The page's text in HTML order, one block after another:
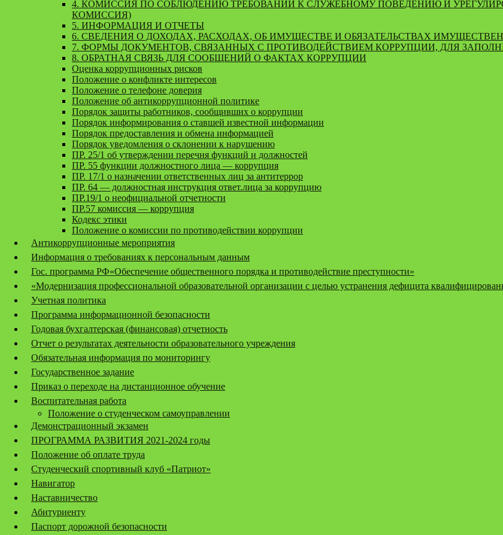
4. КОМИССИЯ ПО СОБЛЮДЕНИЮ ТРЕБОВАНИЙ К СЛУЖЕБНОМУ ПОВЕДЕНИЮ И
КОМИССИЯ)
5. ИНФОРМАЦИЯ И ОТЧЕТЫ
6. СВЕДЕНИЯ О ДОХОДАХ, РАСХОДАХ, ОБ ИМУЩЕСТВЕ И ОБЯЗАТЕЛЬСТВАХ
7. ФОРМЫ ДОКУМЕНТОВ, СВЯЗАННЫХ С ПРОТИВОДЕЙСТВИЕМ КОРРУПЦИИ, ДЛЯ
8. ОБРАТНАЯ СВЯЗЬ ДЛЯ СООБЩЕНИЙ О ФАКТАХ КОРРУПЦИИ
Оценка коррупционных рисков
Положение о конфликте интересов
Положение о телефоне доверия
Положение об антикоррупционной политике
Порядок защиты работников, сообщивших о коррупции
Порядок информирования о ставшей известной информации
Порядок предоставления и обмена информацией
Порядок уведомления о склонении к нарушению
ПР. 25/1 об утверждении перечня функций и должностей
ПР. 55 функции должностного лица — коррупция
ПР. 17/1 о назначении ответственных лиц за антитеррор
ПР. 64 — должностная инструкция ответ.лица за коррупцию
ПР.19/1 о неофициальной отчетности
ПР.57 комиссия — коррупция
Кодекс этики
Положение о комиссии по противодействии коррупции
Антикоррупционные мероприятия
Информация о требованиях к персональным данным
Гос. программа РФ«Обеспечение общественного порядка и противодействие преступности»
«Модернизация профессиональной образовательной организации с целью устранения дефицита
Учетная политика
Программа информационной безопасности
Годовая бухгалтерская (финансовая) отчетность
Отчет о результатах деятельности образовательного учреждения
Обязательная информация по мониторингу
Государственное задание
Приказ о переходе на дистанционное обучение
Воспитательная работа
Положение о студенческом самоуправлении
Демонстрационный экзамен
ПРОГРАММА РАЗВИТИЯ 2021-2024 годы
Положение об оплате труда
Студенческий спортивный клуб «Патриот»
Навигатор
Наставничество
Абитуриенту
Паспорт дорожной безопасности